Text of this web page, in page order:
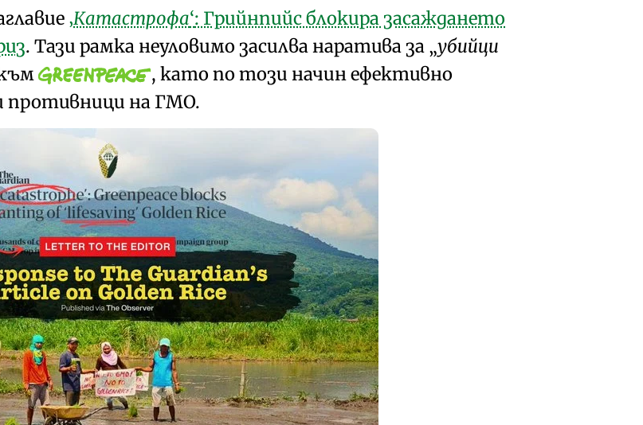
Катастрофа : Грийнпийс блокира засаждането
. Тази рамка неуловимо засилванаратива за убийци
, като по този начин ефективно
противници на ГМО.